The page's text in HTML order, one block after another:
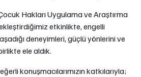
Hakları Uygulama ve Araştırma
etkinlikte, engelli
deneyimleri, güçlü yönlerini ve
ele aldık.
konuşmacılarımızın katkılarıyla;